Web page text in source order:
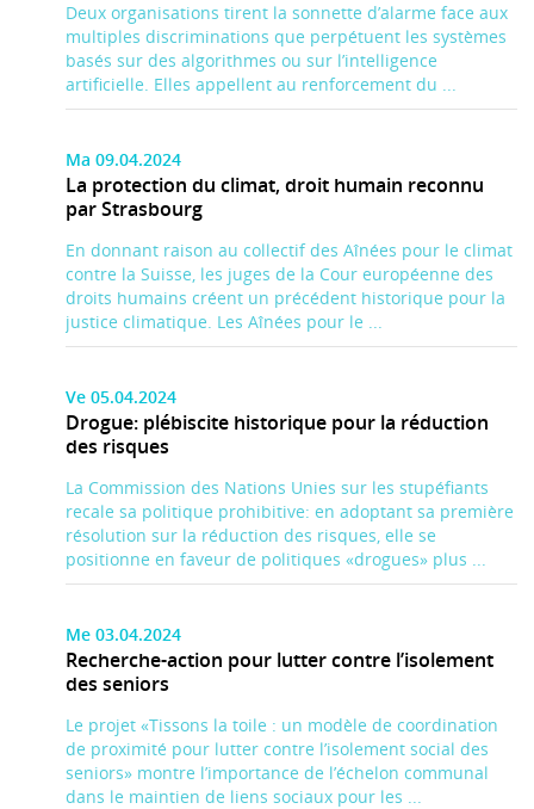
Deux organisations tirent la sonnette d’alarme face aux
multiples discriminations que perpétuent les systèmes
basés sur des algorithmes ou sur l’intelligence
artificielle. Elles appellent au renforcement du ...
Ma 09.04.2024
La protection du climat, droit humain reconnu
par Strasbourg
En donnant raison au collectif des Aînées pour le climat
contre la Suisse, les juges de la Cour européenne des
droits humains créent un précédent historique pour la
justice climatique. Les Aînées pour le ...
Ve 05.04.2024
Drogue: plébiscite historique pour la réduction
des risques
La Commission des Nations Unies sur les stupéfiants
recale sa politique prohibitive: en adoptant sa première
résolution sur la réduction des risques, elle se
positionne en faveur de politiques «drogues» plus ...
Me 03.04.2024
Recherche-action pour lutter contre l’isolement
des seniors
Le projet «Tissons la toile : un modèle de coordination
de proximité pour lutter contre l’isolement social des
seniors» montre l’importance de l’échelon communal
dans le maintien de liens sociaux pour les ...